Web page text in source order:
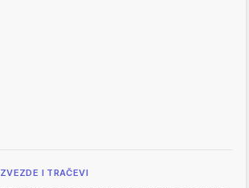
ZVEZDE I TRAČEVI